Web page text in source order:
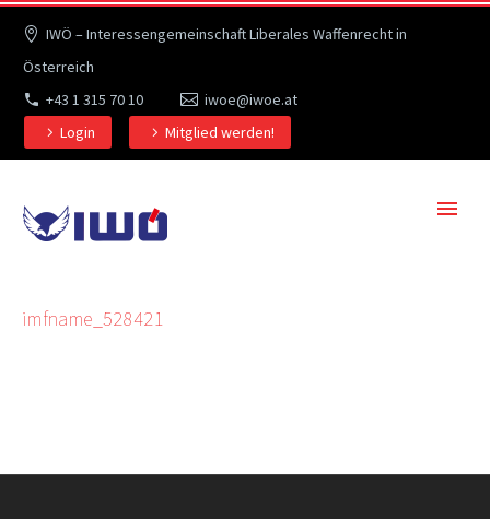
IWÖ – Interessengemeinschaft Liberales Waffenrecht in
Österreich
+43 1 315 70 10
iwoe@iwoe.at
Login
Mitglied werden!
imfname_528421